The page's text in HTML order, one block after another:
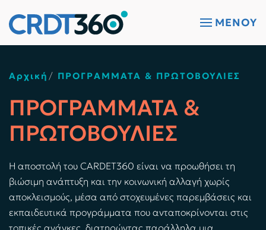
Skip to main content ΜΕΝΟΎ
Αρχική ΠΡΟΓΡΑΜΜΑΤΑ & ΠΡΩΤΟΒΟΥΛΙΕΣ
ΠΡΟΓΡΑΜΜΑΤΑ &
ΠΡΩΤΟΒΟΥΛΙΕΣ
Η αποστολή του CARDET360 είναι να προωθήσει τη
βιώσιμη ανάπτυξη και την κοινωνική αλλαγή χωρίς
αποκλεισμούς, μέσα από στοχευμένες παρεμβάσεις και
εκπαιδευτικά προγράμματα που ανταποκρίνονται στις
τοπικές ανάγκες, διατηρώντας παράλληλα μια